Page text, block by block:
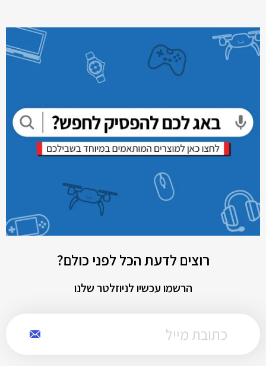
רוצים לדעת הכל לפני כולם?
הרשמו עכשיו לניוזלטר שלנו